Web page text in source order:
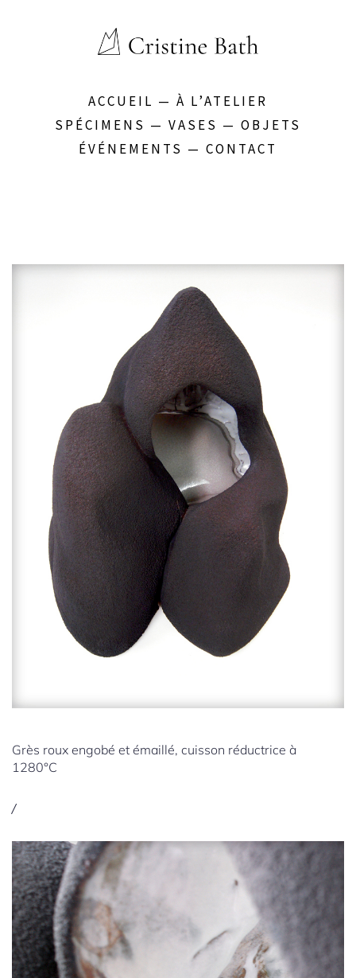
ACCUEIL — À L’ATELIER
SPÉCIMENS — VASES — OBJETS
ÉVÉNEMENTS — CONTACT
Grès roux engobé et émaillé, cuisson réductrice à
1280°C
/